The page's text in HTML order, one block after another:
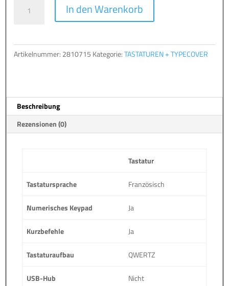
Keyboard
[FR]
USB
AZERTY,
105
Tasten,
kabelgebunden,
In den Warenkorb
r
i
:
Artikelnummer: 2810715 Kategorie:TASTATUREN + TYPECOVER
Beschreibung
Rezensionen (0)
Tastatur
Tastatursprache Französisch
Numerisches Keypad Ja
Kurzbefehle Ja
Tastaturaufbau QWERTZ
USB-Hub Nicht